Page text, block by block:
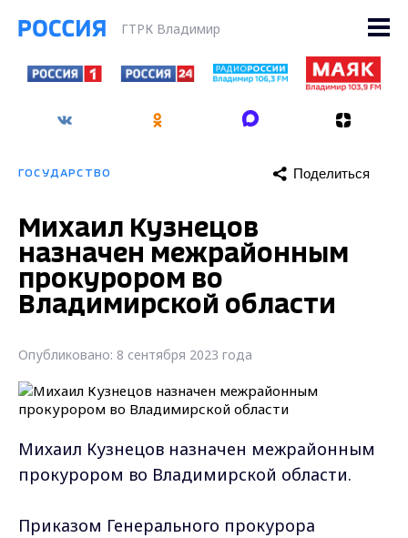
ГТРК Владимир
ГОСУДАРСТВО Поделиться
Михаил Кузнецов
назначен межрайонным
прокурором во
Владимирской области
Опубликовано: 8 сентября 2023 года
Михаил Кузнецов назначен межрайонным
прокурором во Владимирской области.
Приказом Генерального прокурора